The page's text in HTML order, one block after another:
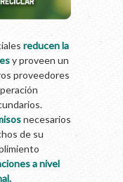
reducen la
y proveen un
proveedores
necesarios
de su
a nivel